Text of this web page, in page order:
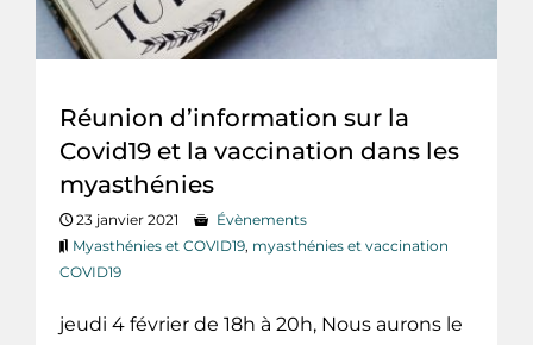
Réunion d’information sur la
Covid19 et la vaccination dans les
myasthénies
23 janvier 2021
Évènements
Myasthénies et COVID19, myasthénies et vaccination
COVID19
jeudi 4 février de 18h à 20h, Nous aurons le